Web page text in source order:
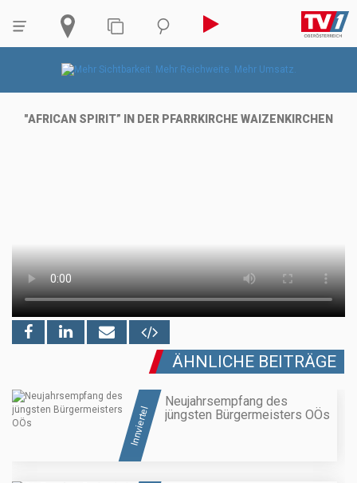
"AFRICAN SPIRIT” IN DER PFARRKIRCHE WAIZENKIRCHEN
ÄHNLICHE BEITRÄGE
Innviertel
Neujahrsempfang des
jüngsten Bürgermeisters OÖs